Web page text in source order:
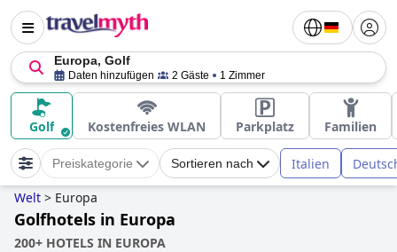
Europa, Golf
Daten hinzufügen 2 Gäste 1 Zimmer
Golf Kostenfreies WLAN Parkplatz Familien
Preiskategorie Sortieren nach Italien
Welt > Europa
Golfhotels in Europa
200+ HOTELS IN EUROPA